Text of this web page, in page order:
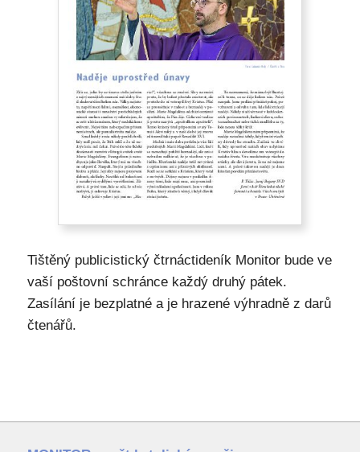
Tištěný publicistický čtrnáctideník Monitor bude ve
vaší poštovní schránce každý druhý pátek.
Zasílání je bezplatné a je hrazené výhradně z darů
čtenářů.